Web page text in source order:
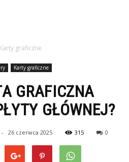
Karty graficzne
Karty graficzne
GRAFICZNA
GŁÓWNEJ?
- 26 czerwca 2025 315 0